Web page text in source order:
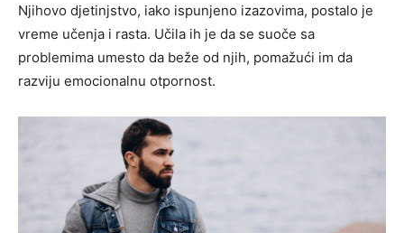
Njihovo djetinjstvo, iako ispunjeno izazovima, postalo je
vreme učenja i rasta. Učila ih je da se suoče sa
problemima umesto da beže od njih, pomažući im da
razviju emocionalnu otpornost.